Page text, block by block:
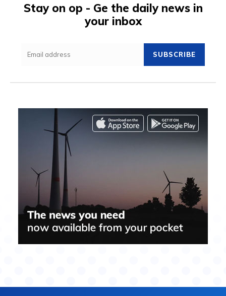
Stay on op - Ge the daily news in
your inbox
SUBSCRIBE